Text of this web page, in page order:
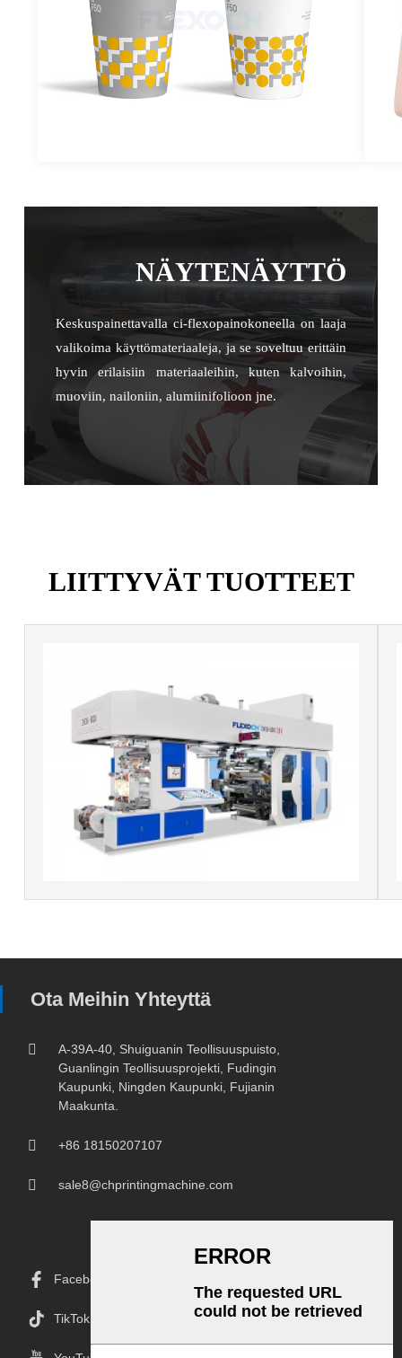
NÄYTENÄYTTÖ
Keskuspainettavalla ci-flexopainokoneella on laaja
valikoima käyttömateriaaleja, ja se soveltuu erittäin
hyvin erilaisiin materiaaleihin, kuten kalvoihin,
muoviin, nailoniin, alumiinifolioon jne.
LIITTYVÄT TUOTTEET
Ota Meihin Yhteyttä
A-39A-40, Shuiguanin Teollisuuspuisto,
Guanlingin Teollisuusprojekti, Fudingin
Kaupunki, Ningden Kaupunki, Fujianin
Maakunta.
+86 18150207107
sale8@chprintingmachine.com
Facebook
TikTok